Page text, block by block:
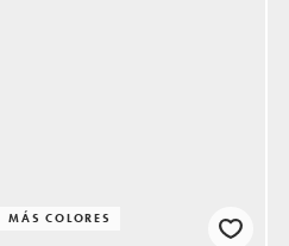
MÁS COLORES